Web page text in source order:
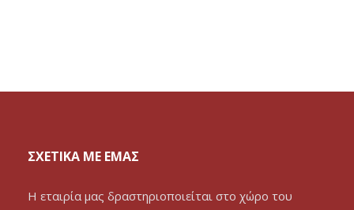
ΣΧΕΤΙΚΑ ΜΕ ΕΜΑΣ
Η εταιρία μας δραστηριοποιείται στο χώρο του